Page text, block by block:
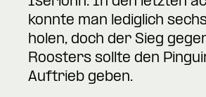
konnte man lediglich
holen, doch der Sieg
Roosters sollte den
Auftrieb geben.